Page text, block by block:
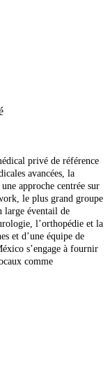
privé de référence
avancées, la
approche centrée sur
le plus grand groupe
large éventail de
l’orthopédie et la
et d’une équipe de
s’engage à fournir
comme